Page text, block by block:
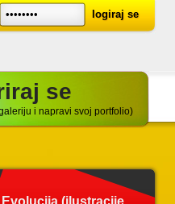
se
i napravi svoj portfolio)
Evolucija (ilustracije,